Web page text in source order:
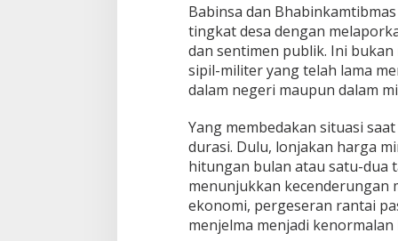
Babinsa dan
tingkat desa dengan
dan sentimen publik. Ini
sipil-militer yang telah lama
dalam negeri maupun dalam
Yang membedakan situasi
durasi. Dulu, lonjakan harga
hitungan bulan atau satu-dua
menunjukkan kecenderungan
ekonomi, pergeseran rantai
menjelma menjadi kenormalan